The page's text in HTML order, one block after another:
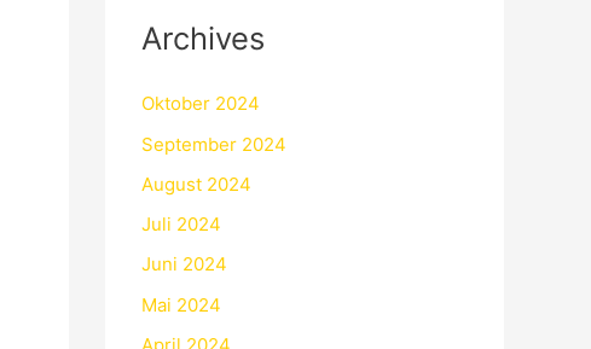
Archives
Oktober 2024
September 2024
August 2024
Juli 2024
Juni 2024
Mai 2024